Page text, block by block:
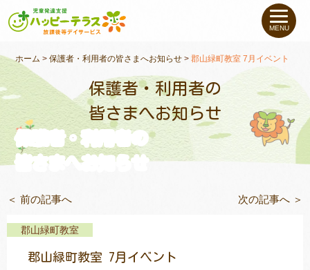
私たちについて
未就学のお子さま（０〜６才）
小学生〜高校生の お子さま
支援事例
教室一覧
MENU
ホーム >保護者・利用者の皆さまへお知らせ >郡山緑町教室 7月イベント
保護者・利用者の
皆さまへお知らせ
保護者・利用者の
皆さまへお知らせ
＜ 前の記事へ 次の記事へ ＞
郡山緑町教室
郡山緑町教室 7月イベント